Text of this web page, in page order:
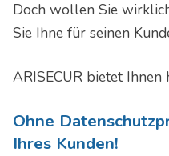
Doch wollen Sie
Sie Ihne für seinen
ARISECUR bietet Ihnen
Ohne
Ihres Kunden!